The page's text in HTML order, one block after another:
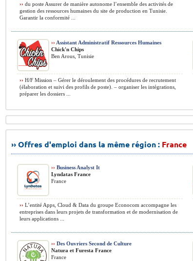
›› du poste Assurer de manière autonome l’ensemble des activités de
gestion des ressources humaines du site de production en Tunisie.
Garantir la conformité ...
›› Assistant Administratif Ressources Humaines
Chick'n Chips
Ben Arous, Tunisie
›› H/F Mission – Gérer le déroulement des procédures de recrutement
(élaboration et suivi des profils de poste). – organiser les intégrations,
préparer les dossiers ...
›› Offres d'emploi dans la même région : France
›› Business Analyst It
Lyndatas France
France
›› L’entité Apps, Cloud & Data du groupe Econocom accompagne les
entreprises dans leurs projets de transformation et de modernisation de
leurs applications ...
›› Des Ouvriers Second de Culture
Natura et Furesta France
France